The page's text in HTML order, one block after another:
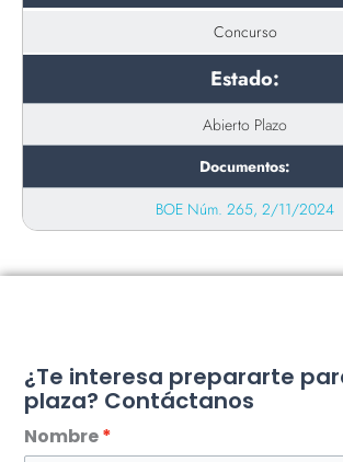
Concurso
Estado:
Abierto Plazo
Documentos:
BOE Núm. 265, 2/11/2024
¿Te interesa prepararte
plaza? Contáctanos
Nombre